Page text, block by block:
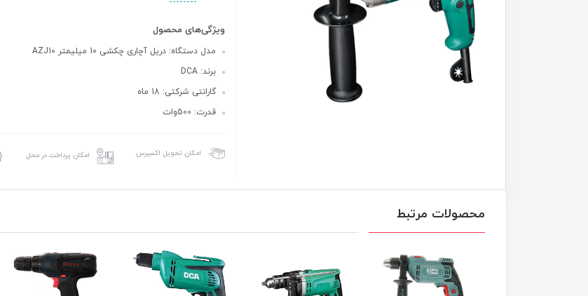
ویژگی‌های محصول
مدل دستگاه: دریل آچاری چکشی 10 میلیمتر AZJ10
برند: DCA
گارانتی شرکتی: 18 ماه
قدرت: 500وات
امکان تحویل اکسپرس امکان پرداخت در محل
محصولات مرتبط